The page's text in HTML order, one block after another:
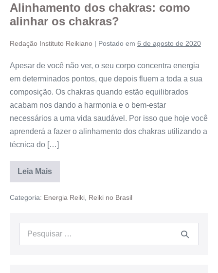
Alinhamento dos chakras: como
alinhar os chakras?
Redação Instituto Reikiano | Postado em 6 de agosto de 2020
Apesar de você não ver, o seu corpo concentra energia
em determinados pontos, que depois fluem a toda a sua
composição. Os chakras quando estão equilibrados
acabam nos dando a harmonia e o bem-estar
necessários a uma vida saudável. Por isso que hoje você
aprenderá a fazer o alinhamento dos chakras utilizando a
técnica do […]
Leia Mais
Categoria: Energia Reiki Reiki no Brasil